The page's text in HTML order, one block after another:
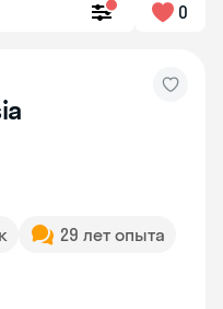
0
29 лет опыта